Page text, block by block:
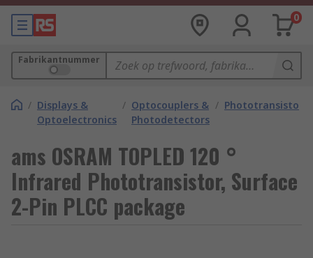
0
Fabrikantnummer
/ Displays &
Optoelectronics
/ Optocouplers &
Photodetectors
/ Phototransistors
ams OSRAM TOPLED 120 °
Infrared Phototransistor, Surface
2-Pin PLCC package